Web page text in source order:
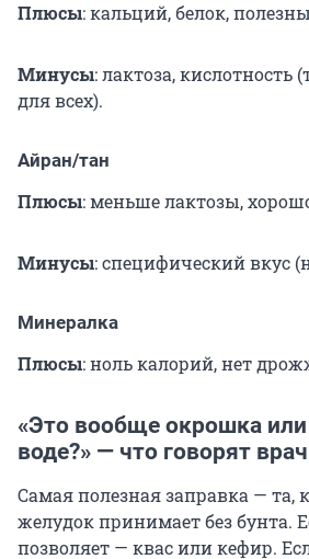
Плюсы: кальций, белок,
Минусы: лактоза, кислотность
для всех).
Айран/тан
Плюсы: меньше лактозы,
Минусы: специфический вкус
Минералка
Плюсы: ноль калорий, нет
«Это вообще окрошка
воде?» — что говорят
Самая полезная заправка — та,
желудок принимает без бунта.
позволяет — квас или кефир.